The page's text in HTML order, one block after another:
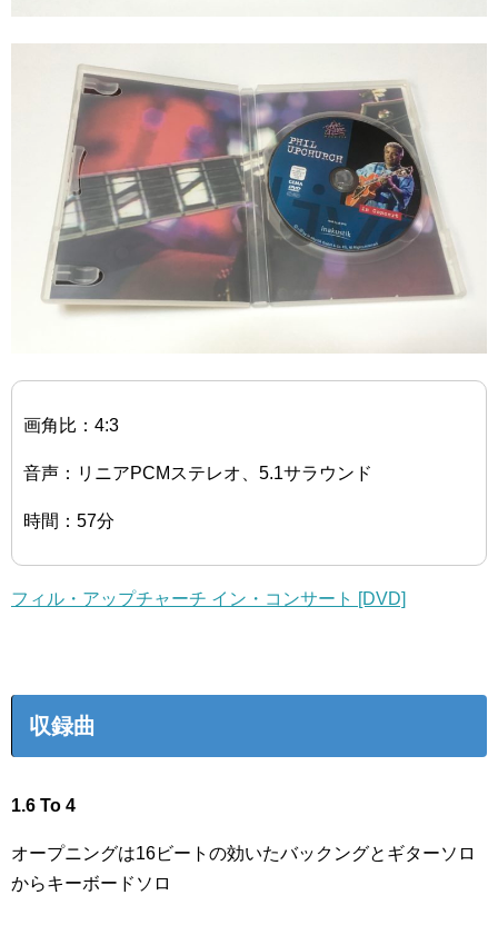
画角比：4:3
音声：リニアPCMステレオ、5.1サラウンド
時間：57分
フィル・アップチャーチ イン・コンサート [DVD]
収録曲
1.6 To 4
オープニングは16ビートの効いたバックングとギターソロ
からキーボードソロ